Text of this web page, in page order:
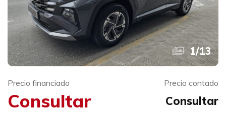
1/13
Precio financiado
Consultar
Precio contado
Consultar